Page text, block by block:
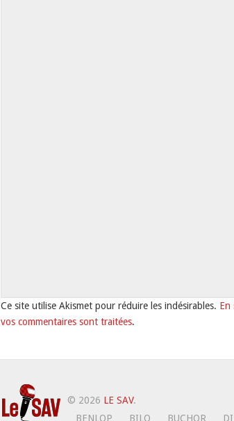
Ce site utilise Akismet pour réduire les indésirables. En
vos commentaires sont traitées.
© 2026 LE SAV.
BENLOP BILO BUCHOR